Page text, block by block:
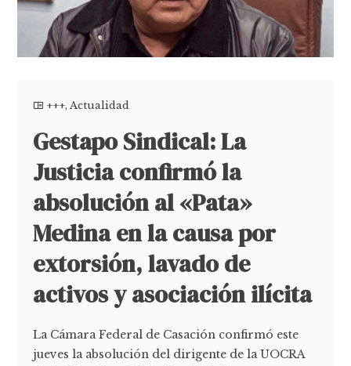
+++,Actualidad
Gestapo Sindical: La
Justicia confirmó la
absolución al «Pata»
Medina en la causa por
extorsión, lavado de
activos y asociación ilícita
La Cámara Federal de Casación confirmó este
jueves la absolución del dirigente de la UOCRA